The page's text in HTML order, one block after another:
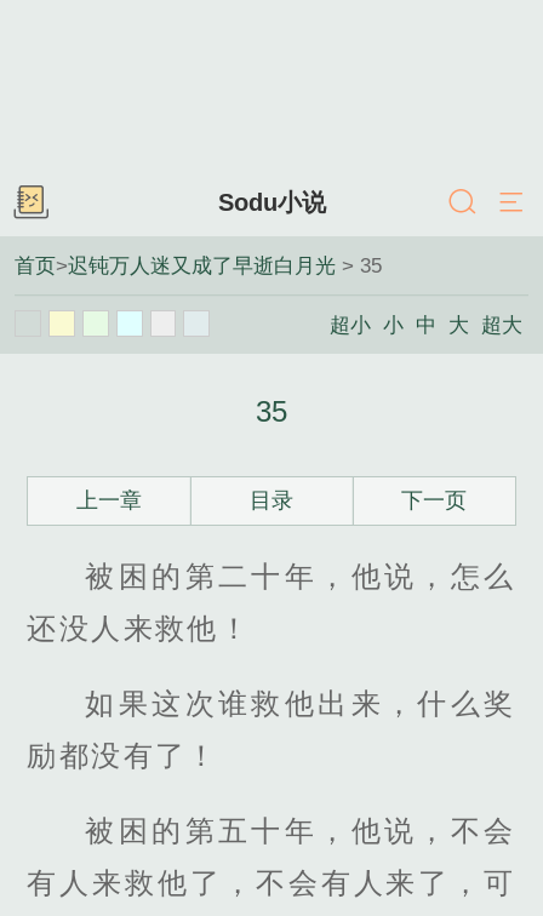
Sodu小说
首页>迟钝万人迷又成了早逝白月光 > 35
超小 小 中 大 超大
35
上一章 目录 下一页
被困的第二十年，他说，怎么
还没人来救他！
如果这次谁救他出来，什么奖
励都没有了！
被困的第五十年，他说，不会
有人来救他了，不会有人来了，可